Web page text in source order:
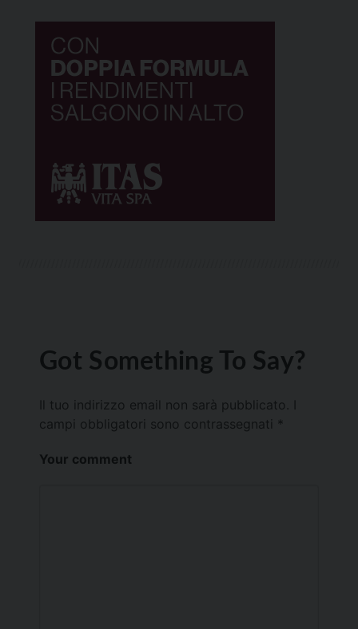
Got Something To Say?
Il tuo indirizzo email non sarà pubblicato.
campi obbligatori sono contrassegnati *
Your comment